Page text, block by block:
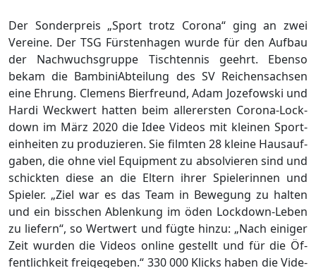
Der Son­der­preis „Sport trotz Co­ro­na“ ging an zwei
Vereine. Der TSG Fürs­ten­ha­gen wurde für den Auf­bau
der Nach­wuchs­grup­pe Tisch­ten­nis ge­ehrt. Eben­so
bekam die Bam­bi­ni­Ab­tei­lung des SV Rei­chen­sach­sen
eine Eh­rung. Cle­mens Bier­freund, Adam Jo­ze­fow­ski und
Hardi Weck­wert hat­ten beim al­ler­ers­ten Co­ro­na-Lock­
down im März 2020 die Idee Vi­de­os mit klei­nen Sport­
ein­hei­ten zu pro­du­zie­ren. Sie film­ten 28 klei­ne Haus­auf­
ga­ben, die ohne viel Equip­ment zu ab­sol­vie­ren sind und
schick­ten diese an die El­tern ihrer Spie­le­rin­nen und
Spie­ler. „Ziel war es das Team in Be­we­gung zu hal­ten
und ein biss­chen Ab­len­kung im öden Lock­down-Leben
zu lie­fern“, so Wertwert und fügte hinzu: „Nach ei­ni­ger
Zeit wur­den die Vi­de­os on­line ge­stellt und für die Öf­
fent­lich­keit frei­ge­ge­ben.“ 330 000 Klicks haben die Vi­de­